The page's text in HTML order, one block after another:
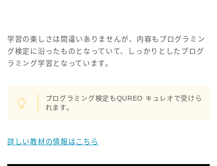
学習の楽しさは間違いありませんが、内容もプログラミン
グ検定に沿ったものとなっていて、しっかりとしたプログ
ラミング学習となっています。
プログラミング検定もQUREO キュレオで受けら
れます。
詳しい教材の情報はこちら